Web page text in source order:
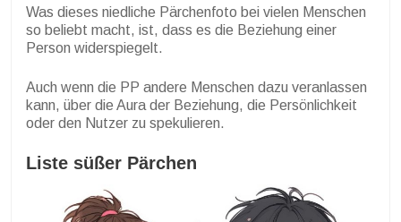
Was dieses niedliche Pärchenfoto bei vielen Menschen
so beliebt macht, ist, dass es die Beziehung einer
Person widerspiegelt.
Auch wenn die PP andere Menschen dazu veranlassen
kann, über die Aura der Beziehung, die Persönlichkeit
oder den Nutzer zu spekulieren.
Liste süßer Pärchen